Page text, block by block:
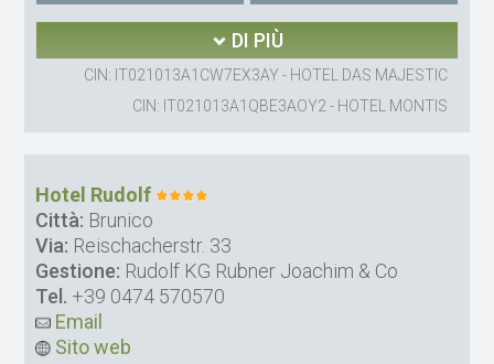
DI PIÙ
CIN: IT021013A1CW7EX3AY - HOTEL DAS MAJESTIC
CIN: IT021013A1QBE3AOY2 - HOTEL MONTIS
Hotel Rudolf
Città: Brunico
Via: Reischacherstr. 33
Gestione: Rudolf KG Rubner Joachim & Co
Tel. +39 0474 570570
Email
Sito web